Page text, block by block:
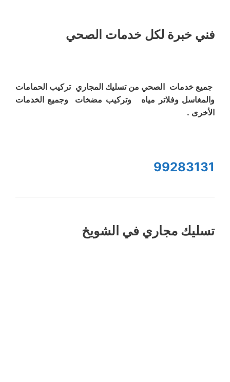
فني خبرة لكل خدمات الصحي
جميع خدمات الصحي من تسليك المجاري تركيب الحمامات
والمغاسل وفلاتر مياه وتركيب مضخات وجميع الخدمات
الأخرى .
99283131
تسليك مجاري في الشويخ